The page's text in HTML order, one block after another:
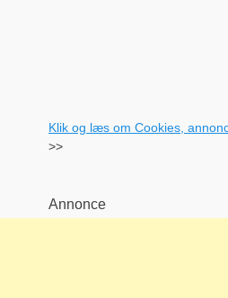
Klik og læs om Cookies,
>>
Annonce